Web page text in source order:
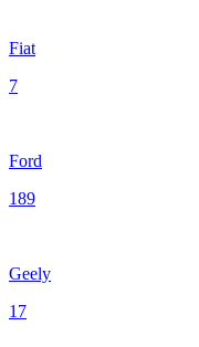
Fiat
7
Ford
189
Geely
17